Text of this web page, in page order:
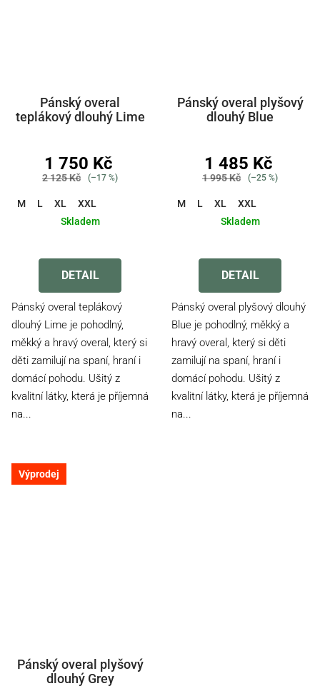
Pánský overal
teplákový dlouhý Lime
1 750 Kč
2 125 Kč (–17 %)
M L XL
XXL
Skladem
hodnocení
produktu
5,0
5
hvězdiček.
DETAIL
Pánský overal teplákový
dlouhý Lime je pohodlný,
měkký a hravý overal, který si
děti zamilují na spaní, hraní i
domácí pohodu. Ušitý z
kvalitní látky, která je příjemná
na...
Pánský overal plyšový
dlouhý Blue
1 485 Kč
1 995 Kč (–25 %)
M L XL
XXL
Skladem
hodnocení
produktu
4,8
z
5
hvězdiček.
DETAIL
Pánský overal plyšový dlouhý
Blue je pohodlný, měkký a
hravý overal, který si děti
zamilují na spaní, hraní i
domácí pohodu. Ušitý z
kvalitní látky, která je příjemná
na...
Výprodej
Pánský overal plyšový
dlouhý Grey